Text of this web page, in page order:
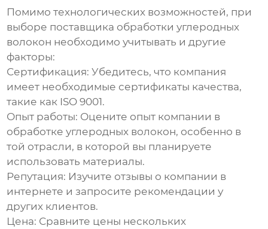
Помимо технологических возможностей, при
выборе поставщика обработки углеродных
волокон необходимо учитывать и другие
факторы:
Сертификация: Убедитесь, что компания
имеет необходимые сертификаты качества,
такие как ISO 9001.
Опыт работы: Оцените опыт компании в
обработке углеродных волокон, особенно в
той отрасли, в которой вы планируете
использовать материалы.
Репутация: Изучите отзывы о компании в
интернете и запросите рекомендации у
других клиентов.
Цена: Сравните цены нескольких